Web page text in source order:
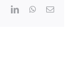
FacebookLinkedInWhatsApp
E-